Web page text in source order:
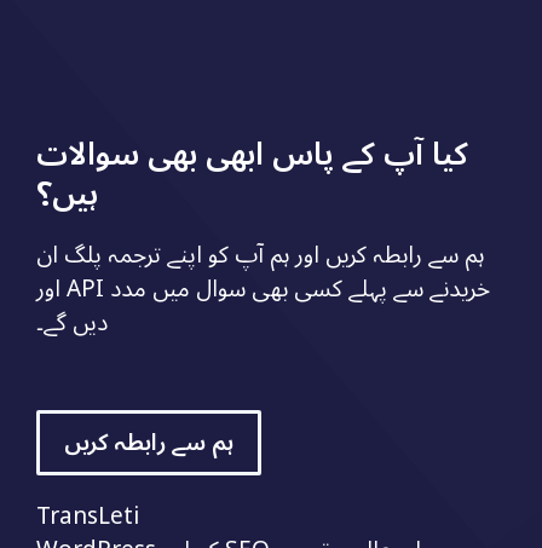
کیا آپ کے پاس ابھی بھی سوالات
ہیں؟
ہم سے رابطہ کریں اور ہم آپ کو اپنے ترجمہ پلگ ان
اور API خریدنے سے پہلے کسی بھی سوال میں مدد
دیں گے۔
ہم سے رابطہ کریں
TransLeti